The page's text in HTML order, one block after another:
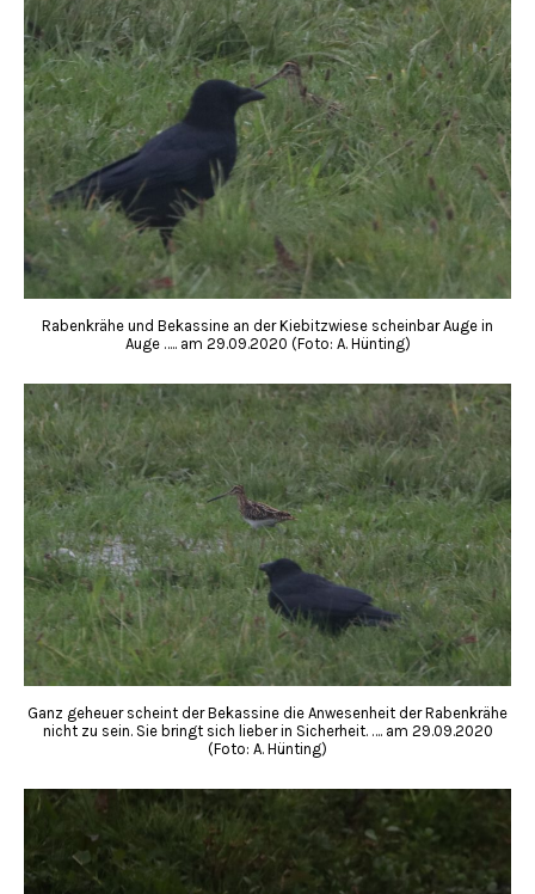
Rabenkrähe und Bekassine an der Kiebitzwiese scheinbar Auge in
Auge ….. am 29.09.2020 (Foto: A. Hünting)
Ganz geheuer scheint der Bekassine die Anwesenheit der Rabenkrähe
nicht zu sein. Sie bringt sich lieber in Sicherheit. …. am 29.09.2020
(Foto: A. Hünting)